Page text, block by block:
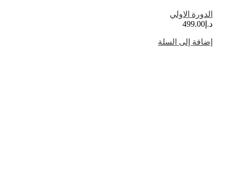
الدورة الاولي
499.00
إضافة إلى السلة